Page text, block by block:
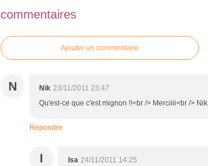
commentaires
Ajouter un commentaire
N Nik 23/11/2011 23:47
Qu'est-ce que c'est mignon !!<br /> Merciiii<br /> Nik
Répondre
I Isa 24/11/2011 14:25